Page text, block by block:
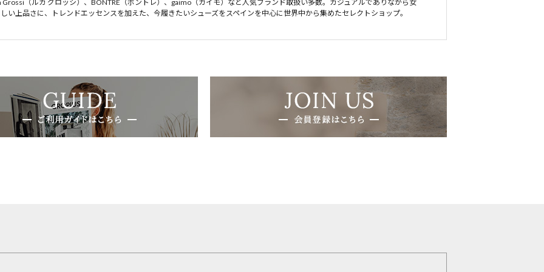
Grossi（ルカ グロッシ）、BONTRE（ボントレ）、gaimo（ガイモ）など人気ブランド取扱い多数。カジュアルでありながら女
い上品さに、トレンドエッセンスを加えた、今履きたいシューズをスペインを中心に世界中から集めたセレクトショップ。